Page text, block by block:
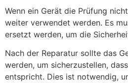
Wenn ein Gerät die Prüfung
weiter verwendet werden. Es
ersetzt werden, um die
Nach der Reparatur sollte das
werden, um sicherzustellen,
entspricht. Dies ist notwendig,